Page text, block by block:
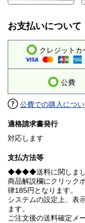
お支払いについて
クレジットカ
公費
公費での購入につ
適格請求書発行
対応します
支払方法等
◆◆◆◆送料に関し
商品解説欄にクリック
律185円となります。
システムの設定上、表
ます。
ご注文後の送料確定メ